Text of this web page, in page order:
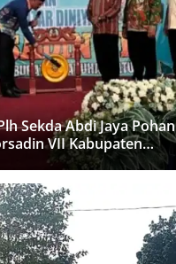
Sekda Abdi Jaya Pohan
VII Kabupaten